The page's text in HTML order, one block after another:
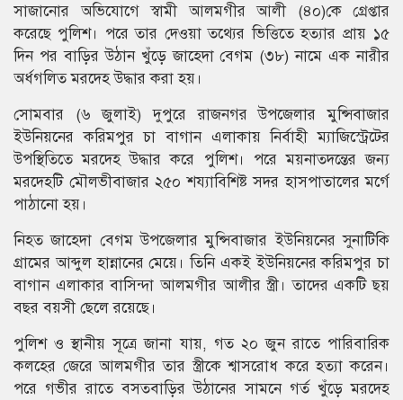
সাজানোর অভিযোগে স্বামী আলমগীর আলী (৪০)কে গ্রেপ্তার
করেছে পুলিশ। পরে তার দেওয়া তথ্যের ভিত্তিতে হত্যার প্রায় ১৫
দিন পর বাড়ির উঠান খুঁড়ে জাহেদা বেগম (৩৮) নামে এক নারীর
অর্ধগলিত মরদেহ উদ্ধার করা হয়।
সোমবার (৬ জুলাই) দুপুরে রাজনগর উপজেলার মুন্সিবাজার
ইউনিয়নের করিমপুর চা বাগান এলাকায় নির্বাহী ম্যাজিস্ট্রেটের
উপস্থিতিতে মরদেহ উদ্ধার করে পুলিশ। পরে ময়নাতদন্তের জন্য
মরদেহটি মৌলভীবাজার ২৫০ শয্যাবিশিষ্ট সদর হাসপাতালের মর্গে
পাঠানো হয়।
নিহত জাহেদা বেগম উপজেলার মুন্সিবাজার ইউনিয়নের সুনাটিকি
গ্রামের আব্দুল হান্নানের মেয়ে। তিনি একই ইউনিয়নের করিমপুর চা
বাগান এলাকার বাসিন্দা আলমগীর আলীর স্ত্রী। তাদের একটি ছয়
বছর বয়সী ছেলে রয়েছে।
পুলিশ ও স্থানীয় সূত্রে জানা যায়, গত ২০ জুন রাতে পারিবারিক
কলহের জেরে আলমগীর তার স্ত্রীকে শ্বাসরোধ করে হত্যা করেন।
পরে গভীর রাতে বসতবাড়ির উঠানের সামনে গর্ত খুঁড়ে মরদেহ